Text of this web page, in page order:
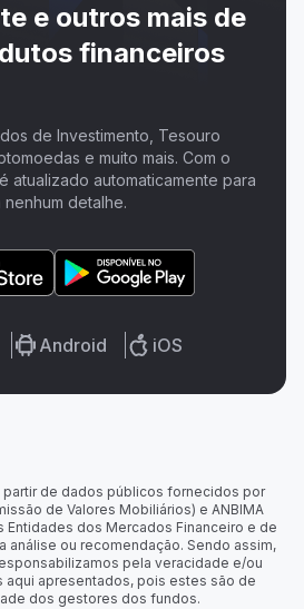
e outros mais de
financeiros
de Investimento, Tesouro
e muito mais. Com o
atualizado automaticamente para
detalhe.
Android iOS
partir de dados públicos fornecidos por
de Valores Mobiliários) e ANBIMA
Entidades dos Mercados Financeiro e de
análise ou recomendação. Sendo assim,
pela veracidade e/ou
aqui apresentados, pois estes são de
dos gestores dos fundos.